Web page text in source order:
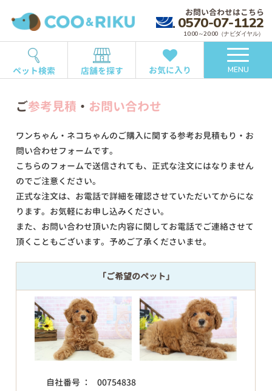
お問い合わせはこちら
0570-07-1122
10:00～20:00（ナビダイヤル）
ペット検索 店舗を探す お気に入り MENU
ご参考見積 ・ お問い合わせ
ワンちゃん・ネコちゃんのご購入に関する参考お見積もり・お
問い合わせフォームです。
こちらのフォームで送信されても、正式な注文にはなりません
のでご注意ください。
正式な注文は、お電話で詳細を確認させていただいてからにな
ります。お気軽にお申し込みください。
また、お問い合わせ頂いた内容に関してお電話でご連絡させて
頂くこともございます。予めご了承くださいませ。
「ご希望のペット」
自社番号 ：
00754838